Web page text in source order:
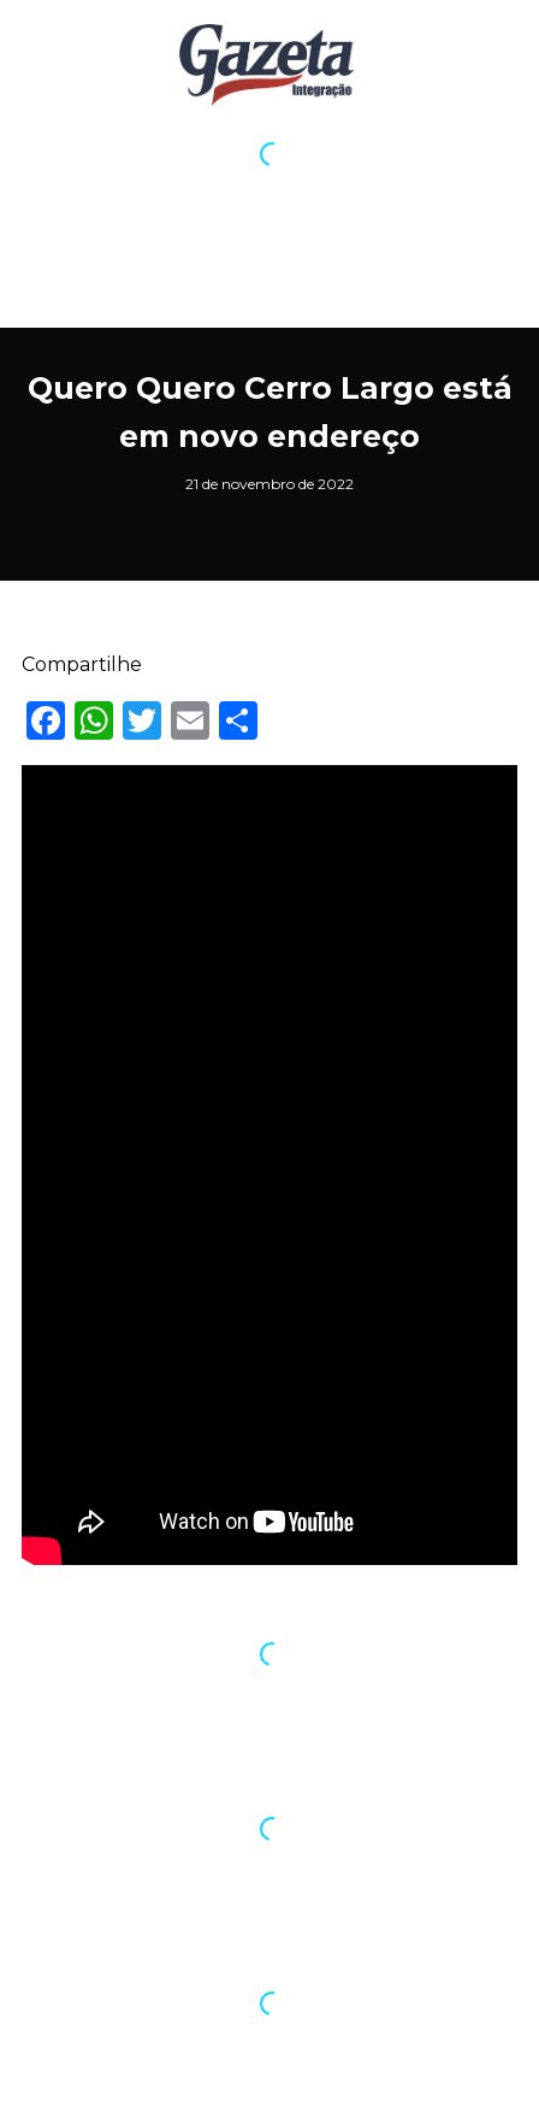
Quero Quero Cerro Largo está
em novo endereço
21 de novembro de 2022
Compartilhe
Facebook
WhatsApp
Twitter
EmailShare